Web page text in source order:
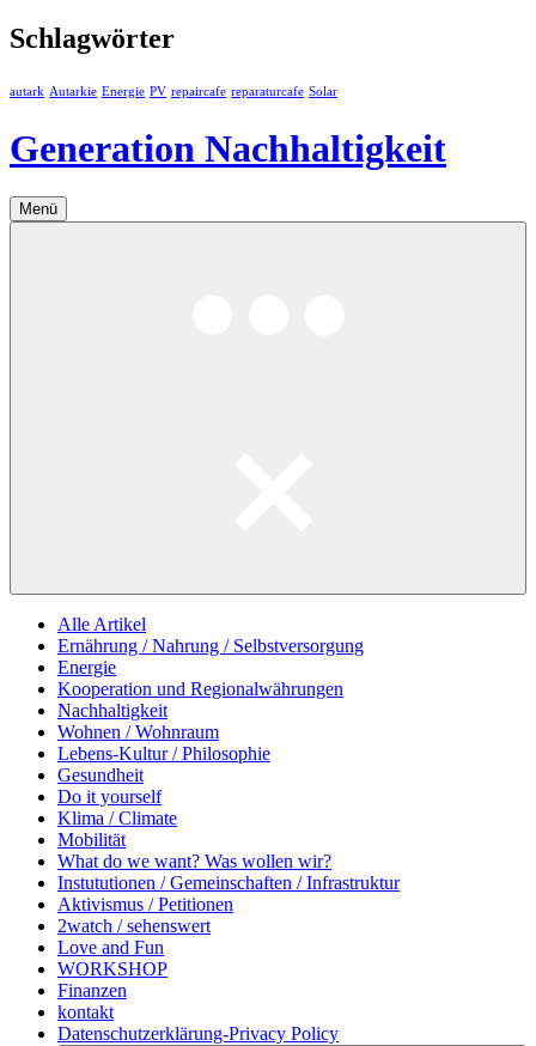
Schlagwörter
autark Autarkie Energie PV repaircafe reparaturcafe Solar
Generation Nachhaltigkeit
Menü
Alle Artikel
Ernährung / Nahrung / Selbstversorgung
Energie
Kooperation und Regionalwährungen
Nachhaltigkeit
Wohnen / Wohnraum
Lebens-Kultur / Philosophie
Gesundheit
Do it yourself
Klima / Climate
Mobilität
What do we want? Was wollen wir?
Instututionen / Gemeinschaften / Infrastruktur
Aktivismus / Petitionen
2watch / sehenswert
Love and Fun
WORKSHOP
Finanzen
kontakt
Datenschutzerklärung-Privacy Policy